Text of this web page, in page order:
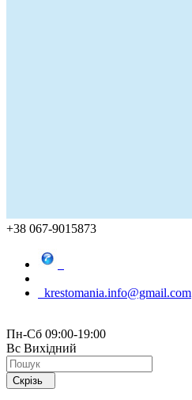
+38 067-9015873
krestomania.info@gmail.com
Пн-Сб 09:00-19:00
Вс Вихідний
Скрізь